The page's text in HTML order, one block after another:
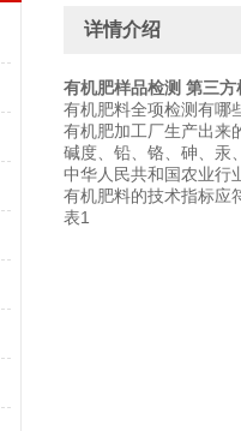
详情介绍
有机肥样品检测 第三
有机肥料全项检测有哪
有机肥加工厂生产出来
碱度、铅、铬、砷、汞
中华人民共和国农业行
有机肥料的技术指标应
表1